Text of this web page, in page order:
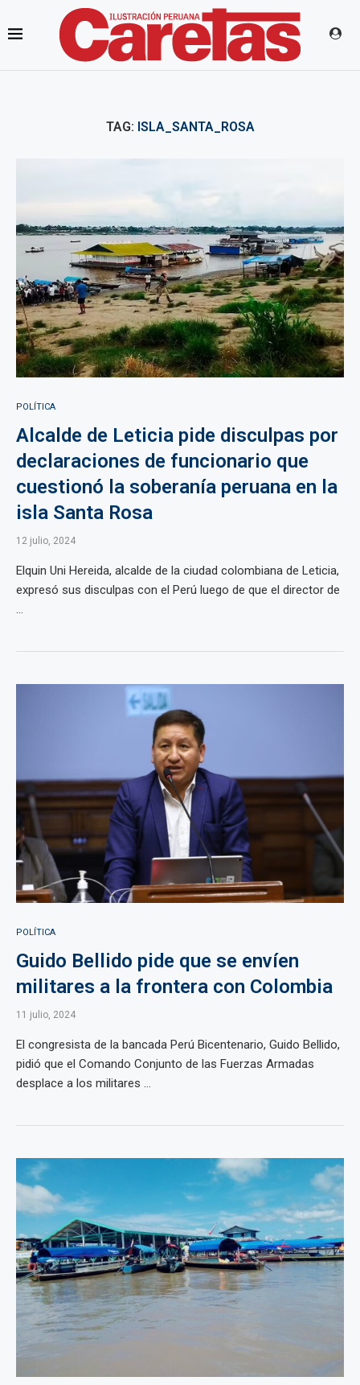
TAG: ISLA_SANTA_ROSA
POLÍTICA
Alcalde de Leticia pide disculpas por
declaraciones de funcionario que
cuestionó la soberanía peruana en la
isla Santa Rosa
12 julio, 2024
Elquin Uni Hereida, alcalde de la ciudad colombiana de Leticia,
expresó sus disculpas con el Perú luego de que el director de
...
POLÍTICA
Guido Bellido pide que se envíen
militares a la frontera con Colombia
11 julio, 2024
El congresista de la bancada Perú Bicentenario, Guido Bellido,
pidió que el Comando Conjunto de las Fuerzas Armadas
desplace a los militares ...